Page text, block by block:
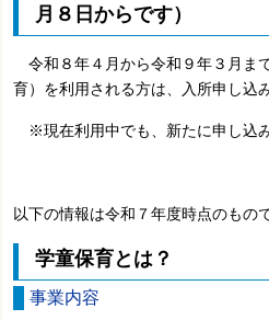
月８日からです）
令和８年４月から令和９年３月ま
育）を利用される方は、入所申し込
※現在利用中でも、新たに申し込み
以下の情報は令和７年度時点のもの
学童保育とは？
事業内容